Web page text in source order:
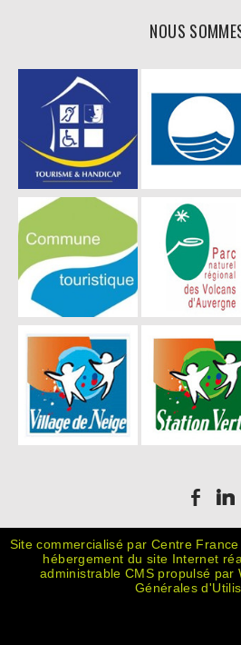
NOUS
Site commercialisé par Centre
hébergement du site Internet
administrable CMS propulsé par
Générales